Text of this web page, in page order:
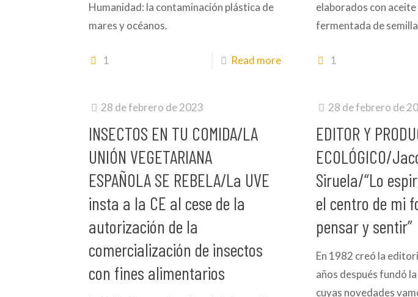
Humanidad: la contaminación plástica de
mares y océanos.
1 Read more
elaborados con
fermentada de
1
28 de febrero de 2023
INSECTOS EN TU COMIDA/LA
UNIÓN VEGETARIANA
ESPAÑOLA SE REBELA/La UVE
insta a la CE al cese de la
autorización de la
comercialización de insectos
con fines alimentarios
28 de febrero de
EDITOR Y
ECOLÓGICO/
Siruela/“Lo
el centro de mi
pensar y sentir”
En 1982 creó la
años después fundó
cuyas novedades